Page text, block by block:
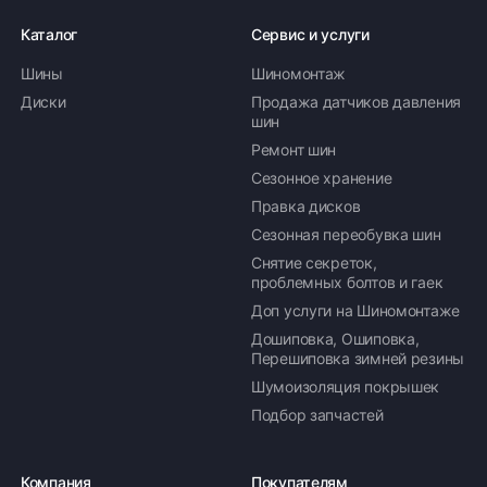
Каталог
Шины
Диски
Сервис и услуги
Шиномонтаж
Продажа датчиков давления
шин
Ремонт шин
Сезонное хранение
Правка дисков
Сезонная переобувка шин
Снятие секреток,
проблемных болтов и гаек
Доп услуги на Шиномонтаже
Дошиповка, Ошиповка,
Перешиповка зимней резины
Шумоизоляция покрышек
Подбор запчастей
Компания Покупателям